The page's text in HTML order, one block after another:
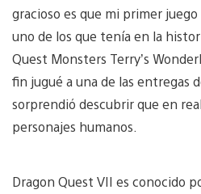
gracioso es que mi primer
uno de los que tenía en la
Quest Monsters Terry’s
fin jugué a una de las entregas
sorprendió descubrir que en
personajes humanos.
Dragon Quest VII es conocido